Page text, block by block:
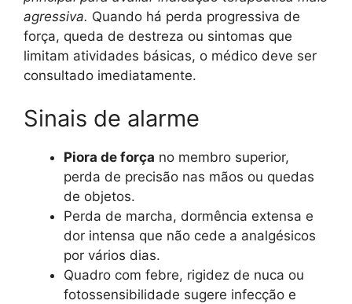
agressiva. Quando há perda progressiva de
força, queda de destreza ou sintomas que
limitam atividades básicas, o médico deve ser
consultado imediatamente.
Sinais de alarme
Piora de força no membro superior,
perda de precisão nas mãos ou quedas
de objetos.
Perda de marcha, dormência extensa e
dor intensa que não cede a analgésicos
por vários dias.
Quadro com febre, rigidez de nuca ou
fotossensibilidade sugere infecção e